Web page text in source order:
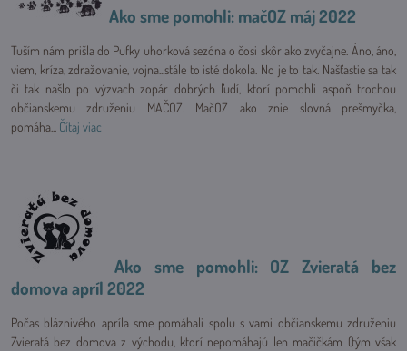
Ako sme pomohli: mačOZ máj 2022
Tuším nám prišla do Pufky uhorková sezóna o čosi skôr ako zvyčajne. Áno, áno,
viem, kríza, zdražovanie, vojna...stále to isté dokola. No je to tak. Našťastie sa tak
či tak našlo po výzvach zopár dobrých ľudí, ktorí pomohli aspoň trochou
občianskemu združeniu MAČOZ. MačOZ ako znie slovná prešmyčka,
pomáha... Čítaj viac
Ako sme pomohli: OZ Zvieratá bez
domova apríl 2022
Počas bláznivého apríla sme pomáhali spolu s vami občianskemu združeniu
Zvieratá bez domova z východu, ktorí nepomáhajú len mačičkám (tým však